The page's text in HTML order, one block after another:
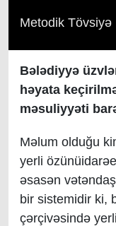
Metodik Tövsiyə
Bələdiyyə
həyata
məsuliyyəti
Məlum olduğu
yerli
əsasən
bir sistemidir ki,
çərçivəsində